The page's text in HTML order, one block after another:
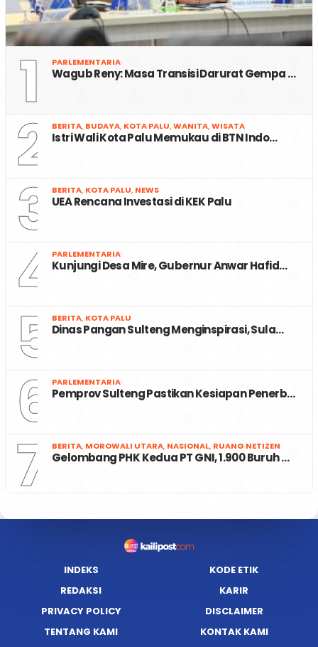
1 PARLEMENTARIA
Wagub Reny: Masa Transisi Darurat Gempa …
2 BERITA, BUDAYA, KOTA PALU,WANITA,WISATA
Istri Wali Kota Palu Memukau di BTN Indo…
3 BERITA, KOTA PALU, NEWS
UEA Rencana Investasi di KEK Palu
4 PARLEMENTARIA
Kunjungi Desa Mire, Gubernur Anwar Hafid…
5 BERITA, KOTA PALU
Dinas Pangan Sulteng Menginspirasi, Sula…
6 PARLEMENTARIA
Pemprov Sulteng Pastikan Kesiapan Penerb…
7 BERITA, MOROWALI UTARA, NASIONAL, RUANG NETIZEN
Gelombang PHK Kedua PT GNI, 1.900 Buruh …
INDEKS
KODE ETIK
REDAKSI
KARIR
PRIVACY POLICY
DISCLAIMER
TENTANG KAMI
KONTAK KAMI